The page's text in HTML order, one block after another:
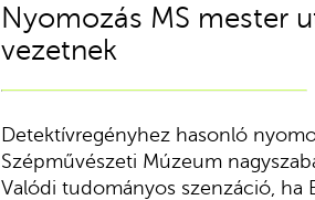
Nyomozás MS mester
vezetnek
Detektívregényhez hasonló
Szépművészeti Múzeum
Valódi tudományos szenzáció, ha